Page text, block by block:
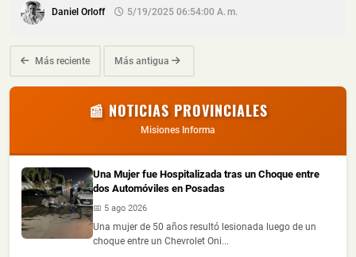
Daniel Orloff 5/19/2025 06:54:00 A. M.
Más reciente Más antigua
📰 NOTICIAS PROVINCIALES
Misiones Informa
Una Mujer fue Hospitalizada tras un Choque entre
dos Automóviles en Posadas
📅 5 ago 2026
Una mujer de 50 años resultó lesionada luego de un
choque entre un Chevrolet Oni...